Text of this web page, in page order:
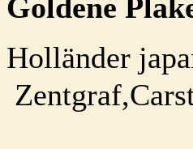
Goldene
Holländer